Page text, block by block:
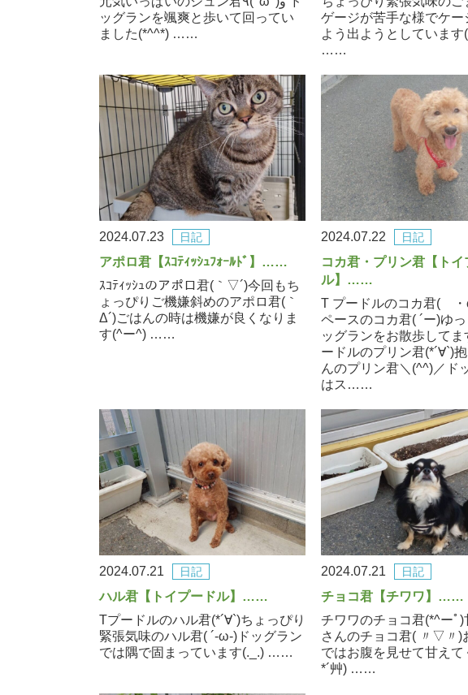
ッグランを颯爽と歩いて回ってい
ました(*^^*) ……
ゲージが苦手な様でケー
よう出ようとしていま
……
2024.07.23 日記
アポロ君【ｽｺﾃｨｯｼｭﾌｫｰﾙﾄﾞ】……
ｽｺﾃｨｯｼｭのアポロ君(｀▽´)今回もち
ょっぴりご機嫌斜めのアポロ君(｀
Δ´)ごはんの時は機嫌が良くなりま
す(^ー^) ……
2024.07.22 日記
コカ君・プリン君【トイ
ル】……
T プードルのコカ君( ・
ペースのコカ君( ´ー)ゆ
ッグランをお散歩してま
ードルのプリン君(*´∀`)
んのプリン君＼(^^)／ド
はス……
2024.07.21 日記
ハル君【トイプードル】……
Tプードルのハル君(*´∀`)ちょっぴり
緊張気味のハル君( ´-ω-)ドッグラン
では隅で固まっています(._.) ……
2024.07.21 日記
チョコ君【チワワ】……
チワワのチョコ君(*^ーﾟ)
さんのチョコ君( 〃▽〃)
ではお腹を見せて甘えて
*´艸) ……